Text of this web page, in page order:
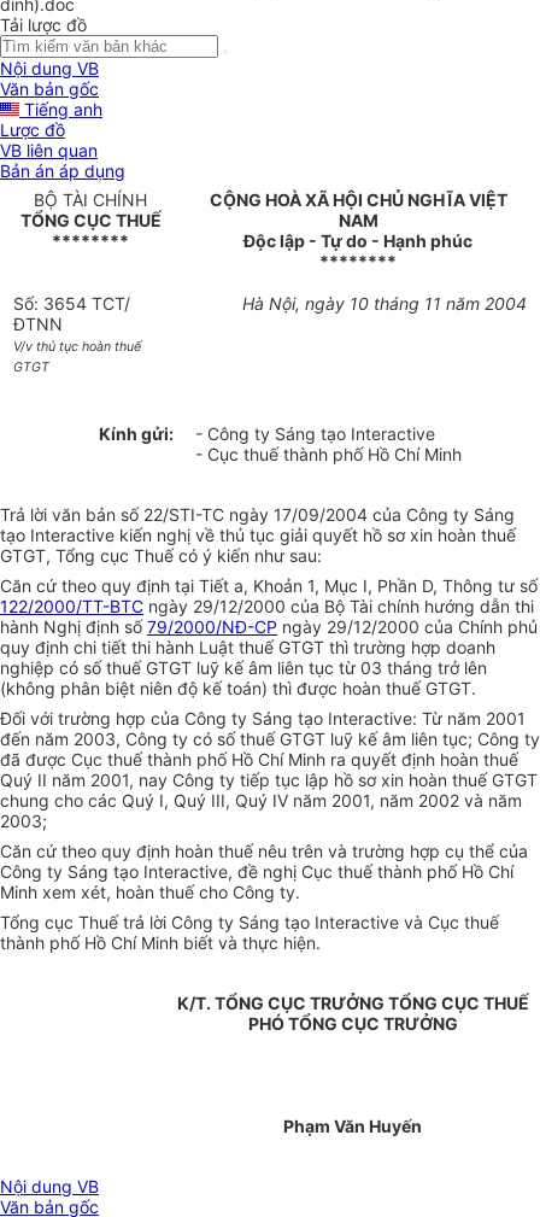
dinh).doc
Tải lược đồ
Nội dung VB
Văn bản gốc
Tiếng anh
Lược đồ
VB liên quan
Bản án áp dụng
BỘ TÀI CHÍNH
TỔNG CỤC THUẾ
********
CỘNG HOÀ XÃ HỘI CHỦ NGHĨA VIỆT
NAM
Độc lập - Tự do - Hạnh phúc
********
Số: 3654 TCT/
ĐTNN
V/v thủ tục hoàn thuế
GTGT
Hà Nội, ngày 10 tháng 11 năm 2004
Kính gửi:
- Công ty Sáng tạo Interactive
- Cục thuế thành phố Hồ Chí Minh
Trả lời văn bản số 22/STI-TC ngày 17/09/2004 của Công ty Sáng
tạo Interactive kiến nghị về thủ tục giải quyết hồ sơ xin hoàn thuế
GTGT, Tổng cục Thuế có ý kiến như sau:
Căn cứ theo quy định tại Tiết a, Khoản 1, Mục I, Phần D, Thông tư số
122/2000/TT-BTC ngày 29/12/2000 của Bộ Tài chính hướng dẫn thi
hành Nghị định số79/2000/NĐ-CP ngày 29/12/2000 của Chính phủ
quy định chi tiết thi hành Luật thuế GTGT thì trường hợp doanh
nghiệp có số thuế GTGT luỹ kế âm liên tục từ 03 tháng trở lên
(không phân biệt niên độ kế toán) thì được hoàn thuế GTGT.
Đối với trường hợp của Công ty Sáng tạo Interactive: Từ năm 2001
đến năm 2003, Công ty có số thuế GTGT luỹ kế âm liên tục; Công ty
đã được Cục thuế thành phố Hồ Chí Minh ra quyết định hoàn thuế
Quý II năm 2001, nay Công ty tiếp tục lập hồ sơ xin hoàn thuế GTGT
chung cho các Quý I, Quý III, Quý IV năm 2001, năm 2002 và năm
2003;
Căn cứ theo quy định hoàn thuế nêu trên và trường hợp cụ thể của
Công ty Sáng tạo Interactive, đề nghị Cục thuế thành phố Hồ Chí
Minh xem xét, hoàn thuế cho Công ty.
Tổng cục Thuế trả lời Công ty Sáng tạo Interactive và Cục thuế
thành phố Hồ Chí Minh biết và thực hiện.
K/T. TỔNG CỤC TRƯỞNG TỔNG CỤC THUẾ
PHÓ TỔNG CỤC TRƯỞNG
Phạm Văn Huyến
Nội dung VB
Văn bản gốc